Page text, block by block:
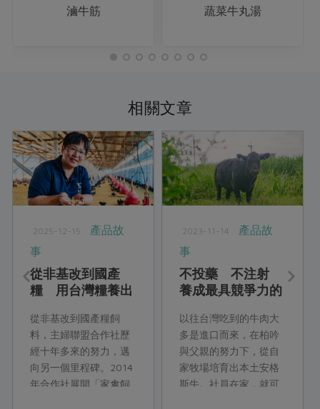
滷牛筋 蔬菜牛丸湯
相關文章
2025-12-15
產品故
事
從非基改到國產
糧 用台灣糧養出
從非基改到國產糧飼
料，主婦聯盟合作社歷
經十年多來的努力，邁
向另一個里程碑。2014
年合作社展開「家禽飼
2023-11-14
產品故
事
不投藥 不注射
養成最具競爭力的
以往台灣吃到的牛肉大
多是進口而來，在柏吟
與父親的努力下，從自
家牧場培育出本土安格
斯牛。社員在家，就可